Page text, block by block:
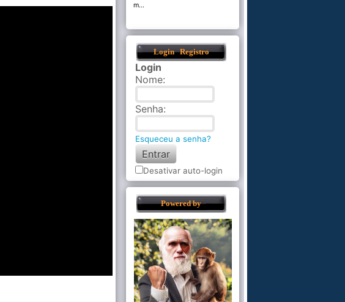
m...
Login Registro
Login
Nome:
Senha:
Esqueceu a senha?
Desativar auto-login
Powered by